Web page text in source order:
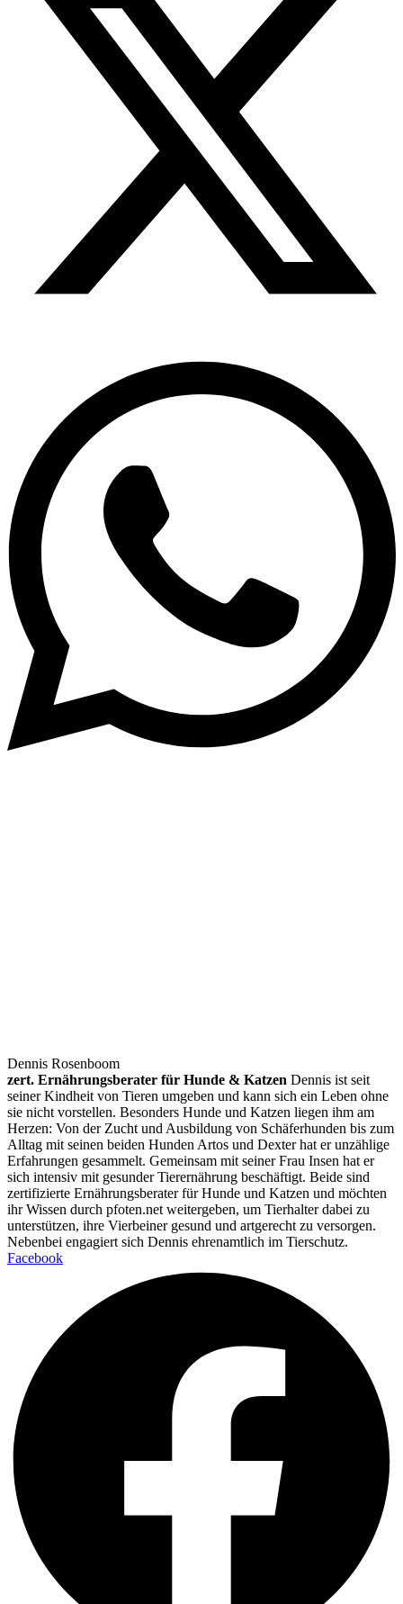
Dennis Rosenboom
zert. Ernährungsberater für Hunde & Katzen Dennis ist seit
seiner Kindheit von Tieren umgeben und kann sich ein Leben ohne
sie nicht vorstellen. Besonders Hunde und Katzen liegen ihm am
Herzen: Von der Zucht und Ausbildung von Schäferhunden bis zum
Alltag mit seinen beiden Hunden Artos und Dexter hat er unzählige
Erfahrungen gesammelt. Gemeinsam mit seiner Frau Insen hat er
sich intensiv mit gesunder Tierernährung beschäftigt. Beide sind
zertifizierte Ernährungsberater für Hunde und Katzen und möchten
ihr Wissen durch pfoten.net weitergeben, um Tierhalter dabei zu
unterstützen, ihre Vierbeiner gesund und artgerecht zu versorgen.
Nebenbei engagiert sich Dennis ehrenamtlich im Tierschutz.
Facebook